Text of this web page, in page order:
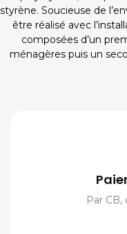
styrène. Soucieuse de
être réalisé avec
composées d’un
ménagères puis un
Par